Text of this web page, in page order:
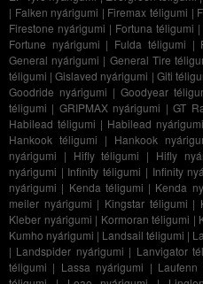
| Falken nyárigumi | Firemax téligumi |
Firestone nyárigumi | Fortuna téligumi |
Fortune nyárigumi | Fulda téligumi |
General nyárigumi | General Tire
téligumi |Gislaved nyárigumi | Giti
Goodride nyárigumi | Goodyear
téligumi | GRIPMAX nyárigumi |GT
Habilead téligumi | Habilead nyárigumi
Hankook téligumi | Hankook
nyárigumi | Hifly téligumi | Hifly
nyárigumi | Infinity téligumi | Infinity
nyárigumi | Kenda téligumi | Kenda
meiler nyárigumi | Kingstar téligumi |
Kleber nyárigumi | Kormoran téligumi |
Kumho nyárigumi | Landsail téligumi |
| Landspider nyárigumi | Lanvigator
téligumi | Lassa nyárigumi | Laufenn